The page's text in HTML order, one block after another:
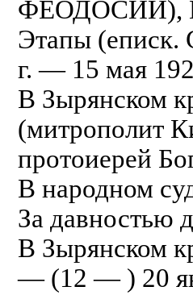
ФЕОДОСИЙ),
Этапы
г. — 15 мая
В Зырянском
(митрополит
протоиерей
В народном
За давностью
В Зырянском
— (12 — ) 20